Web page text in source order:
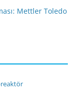
Mettler Toledo